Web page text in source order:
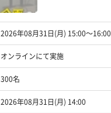
2026年08月31日(月) 15:00〜16:00
オンラインにて実施
300名
2026年08月31日(月) 14:00